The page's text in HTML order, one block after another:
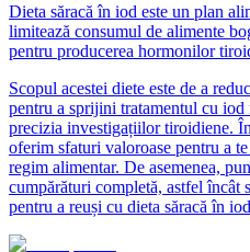
Dieta săracă în iod este un plan
limitează consumul de alimente
pentru producerea hormonilor
Scopul acestei diete este de a
pentru a sprijini tratamentul cu
precizia investigațiilor tiroidiene.
oferim sfaturi valoroase pentru a
regim alimentar. De asemenea,
cumpărături completă, astfel încât
pentru a reuși cu dieta săracă în